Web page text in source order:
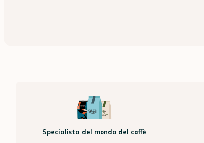
Specialista del mondo del caffè